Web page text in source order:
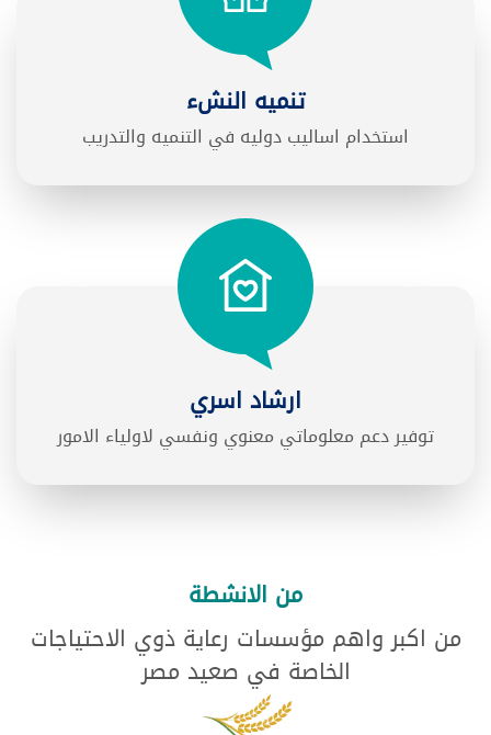
تنميه النشء
استخدام اساليب دوليه في التنميه والتدريب
ارشاد اسري
توفير دعم معلوماتي معنوي ونفسي لاولياء الامور
من الانشطة
من اكبر واهم مؤسسات رعاية ذوي الاحتياجات
الخاصة في صعيد مصر